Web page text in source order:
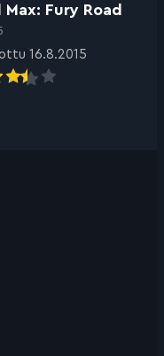
Max: Fury Road
16.8.2015